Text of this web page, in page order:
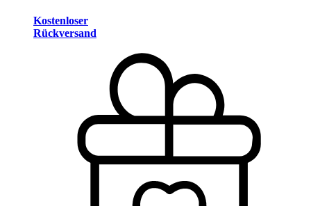
Kostenloser
Rückversand